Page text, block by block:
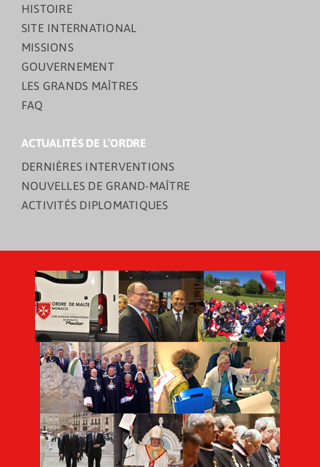
HISTOIRE
SITE INTERNATIONAL
MISSIONS
GOUVERNEMENT
LES GRANDS MAÎTRES
FAQ
ACTUALITÉS DE L’ORDRE
DERNIÈRES INTERVENTIONS
NOUVELLES DE GRAND-MAÎTRE
ACTIVITÉS DIPLOMATIQUES